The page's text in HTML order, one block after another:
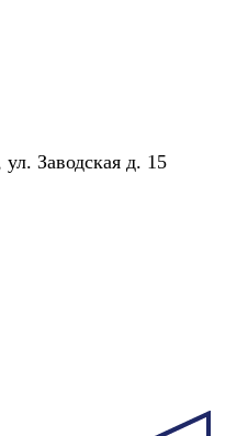
Заводская д. 15